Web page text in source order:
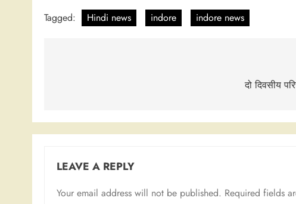
Tagged: Hindi news indore indore news
दो दिवसीय
LEAVE A REPLY
Your email address will not be published. Required fields